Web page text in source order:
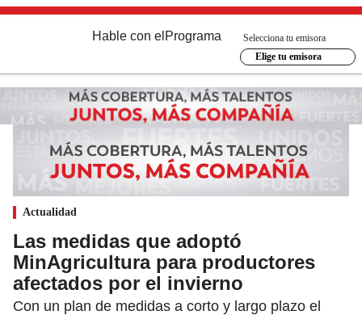
Hable con el Programa
Selecciona tu emisora
Elige tu emisora
Actualidad
Las medidas que adoptó
MinAgricultura para productores
afectados por el invierno
Con un plan de medidas a corto y largo plazo el